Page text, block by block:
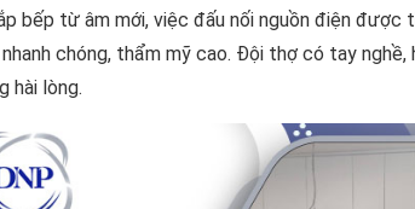
bếp từ âm mới, việc đấu nối nguồn điện được
chóng, thẩm mỹ cao. Đội thợ có tay
hài lòng.